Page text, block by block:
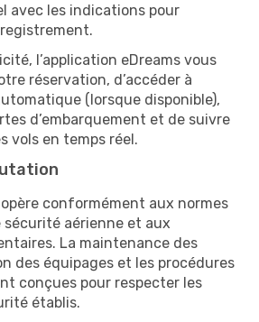
avec les indications pour
l’application eDreams vous
réservation, d’accéder à
(lorsque disponible),
d’embarquement et de suivre
vols en temps réel.
conformément aux normes
aérienne et aux
La maintenance des
des équipages et les procédures
conçues pour respecter les
établis.